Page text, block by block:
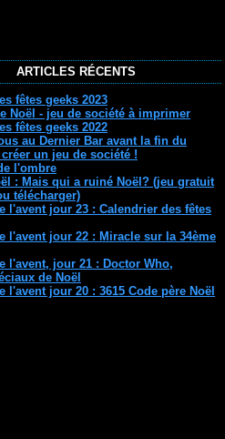
ARTICLES RÉCENTS
fêtes geeks 2023
Noël - jeu de société à imprimer
fêtes geeks 2022
au Dernier Bar avant la fin du
un jeu de société !
l'ombre
: Mais qui a ruiné Noël? (jeu gratuit
télécharger)
l'avent jour 23 : Calendrier des fêtes
l'avent jour 22 : Miracle sur la 34ème
l'avent, jour 21 : Doctor Who,
de Noël
l'avent jour 20 : 3615 Code père Noël